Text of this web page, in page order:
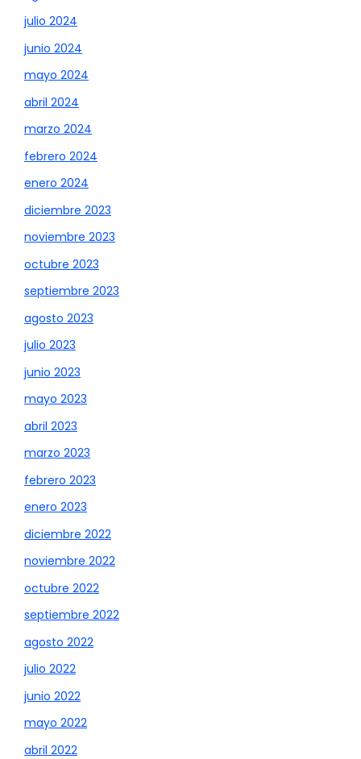
julio 2024
junio 2024
mayo 2024
abril 2024
marzo 2024
febrero 2024
enero 2024
diciembre 2023
noviembre 2023
octubre 2023
septiembre 2023
agosto 2023
julio 2023
junio 2023
mayo 2023
abril 2023
marzo 2023
febrero 2023
enero 2023
diciembre 2022
noviembre 2022
octubre 2022
septiembre 2022
agosto 2022
julio 2022
junio 2022
mayo 2022
abril 2022